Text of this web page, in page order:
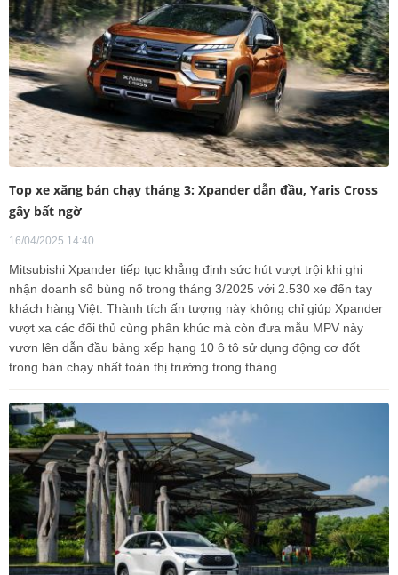
Top xe xăng bán chạy tháng 3: Xpander dẫn đầu, Yaris Cross
gây bất ngờ
16/04/2025 14:40
Mitsubishi Xpander tiếp tục khẳng định sức hút vượt trội khi ghi
nhận doanh số bùng nổ trong tháng 3/2025 với 2.530 xe đến tay
khách hàng Việt. Thành tích ấn tượng này không chỉ giúp Xpander
vượt xa các đối thủ cùng phân khúc mà còn đưa mẫu MPV này
vươn lên dẫn đầu bảng xếp hạng 10 ô tô sử dụng động cơ đốt
trong bán chạy nhất toàn thị trường trong tháng.